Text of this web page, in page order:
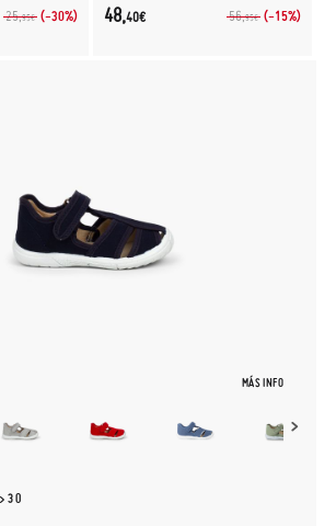
25,95€ (-30%) 56,95€ (-15%)
48,40€
MÁS INFO
30